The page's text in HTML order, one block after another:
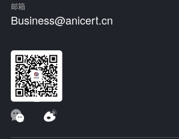
邮箱
Business@anicert.cn